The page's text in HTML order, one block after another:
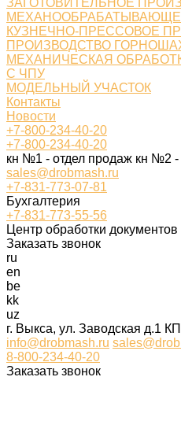
ЗАГОТОВИТЕЛЬНОЕ
КУЗНЕЧНО-ПРЕССОВОЕ
ПРОИЗВОДСТВО
МЕХАНИЧЕСКАЯ
С ЧПУ
МОДЕЛЬНЫЙ УЧАСТОК
Контакты
Новости
+7-800-234-40-20
+7-800-234-40-20
кн №1 - отдел продаж кн №2 -
sales@drobmash.ru
+7-831-773-07-81
Бухгалтерия
+7-831-773-55-56
Центр обработки документов
Заказать звонок
ru
en
be
kk
uz
г. Выкса, ул. Заводская д.1
info@drobmash.ru
8-800-234-40-20
Заказать звонок